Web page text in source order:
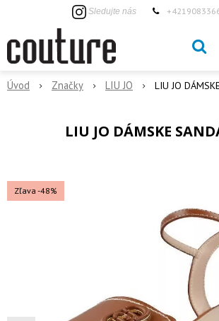
Sledujte nás
Úvod Značky LIU JO LIU JO
LIU JO DÁMSKE
Zľava -48%